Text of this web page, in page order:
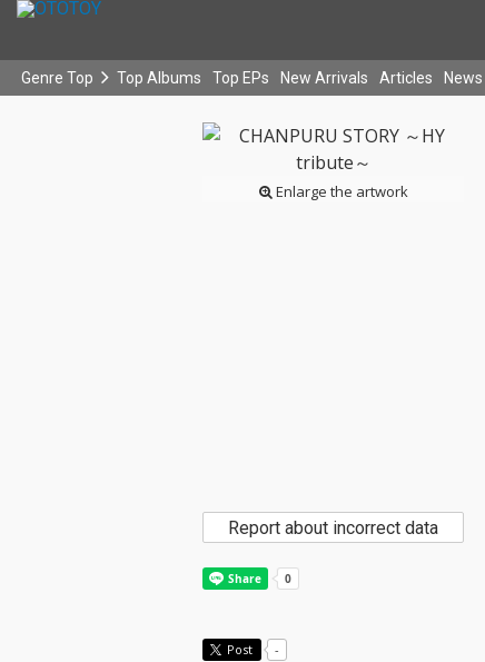
Genre Top Top Albums Top EPs New Arrivals Articles News
Enlarge the artwork
Report about incorrect data
Post -